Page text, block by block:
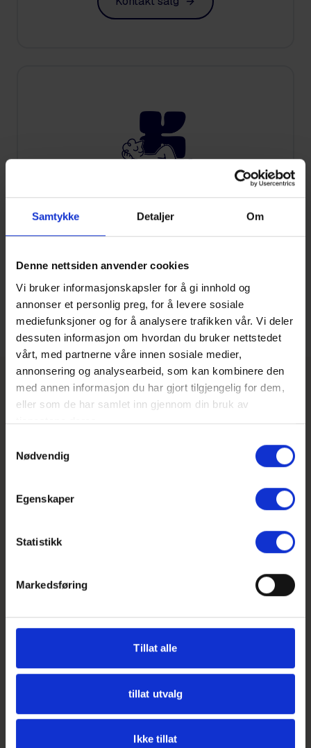
Samtykke Detaljer Om
Denne nettsiden anvender cookies
Vi bruker informasjonskapsler for å gi innhold og
annonser et personlig preg, for å levere sosiale
mediefunksjoner og for å analysere trafikken vår. Vi deler
dessuten informasjon om hvordan du bruker nettstedet
vårt, med partnerne våre innen sosiale medier,
annonsering og analysearbeid, som kan kombinere den
med annen informasjon du har gjort tilgjengelig for dem,
eller som de har samlet inn gjennom din bruk av
tjenestene deres.
Nødvendig
Egenskaper
Statistikk
Markedsføring
Tillat alle
tillat utvalg
Ikke tillat
Partner
Bli en del av vårt voksende partnernettverk.
Teamet som hjelper deg komme i
gang med Klang
Kim Palmqvist Filippa Bergnor
filippa.bergnor@klang.ai
marcus.horten@klang.ai